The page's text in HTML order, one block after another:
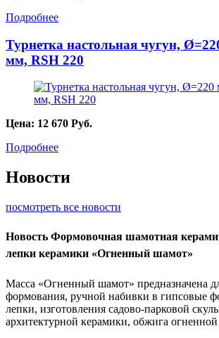
Подробнее
Турнетка настольная чугун,
мм, RSH 220
Цена: 12 670 Руб.
Подробнее
Новости
посмотреть все новости
Новость Формовочная шамотная
лепки керамики «Огненный шамот»
Масса «Огненный шамот» предназначена
формования, ручной набивки в гипсовые
лепки, изготовления садово-парковой
архитектурной керамики, обжига